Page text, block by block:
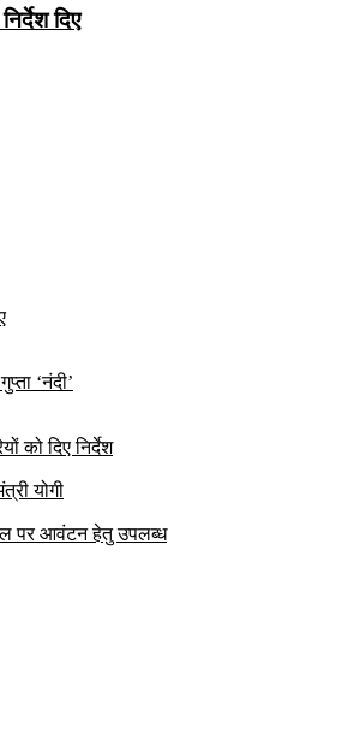
दिए
‘नंदी’
को दिए निर्देश
योगी
पर आवंटन हेतु उपलब्ध